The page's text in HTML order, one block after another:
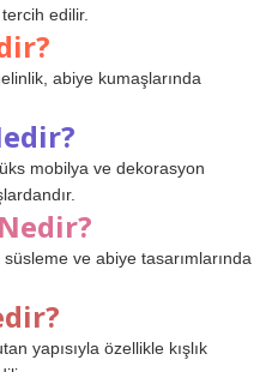
edilir.
abiye kumaşlarında
mobilya ve dekorasyon
ve abiye tasarımlarında
yapısıyla özellikle kışlık